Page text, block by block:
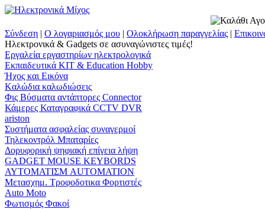
Σύνδεση | Ο λογαριασμός μου | Ολοκλήρωση παραγγελίας |
Ηλεκτρονικά & Gadgets σε ασυναγώνιστες τιμές!
Εργαλεία εργαστηρίων ηλεκτρολογικά
Εκπαιδευτικά KIT & Education Ηobby
Ήχος και Εικόνα
Kαλώδια καλωδιώσεις
Φις Βύσματα αντάπτορες Connector
Κάμερες Καταγραφικά CCTV DVR
ariston
Συστήματα ασφαλείας συναγερμοί
Τηλεκοντρόλ Μπαταρίες
Δορυφορική ψηφιακή επίγεια λήψη
GADGET MOUSE KEYBORDS
ΑΥΤΟΜΑΤΙΣΜ AUTOMATION
Μετασχημ. Τροφοδοτικα Φορτιστές
Auto Moto
Φωτισμός Φακοί